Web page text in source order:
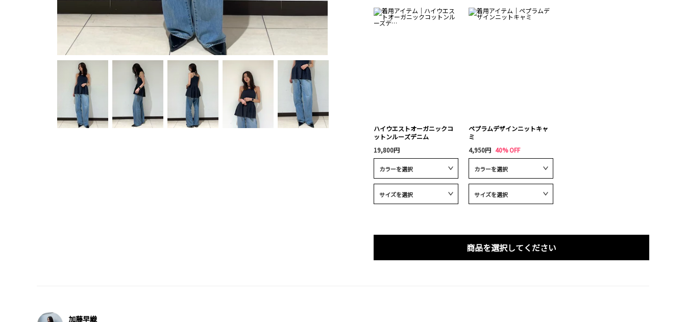
ハイウエストオーガニックコ
ットンルーズデニム
19,800円
ペプラムデザインニットキャ
ミ
4,950円 40% OFF
商品を選択してください
加藤早織